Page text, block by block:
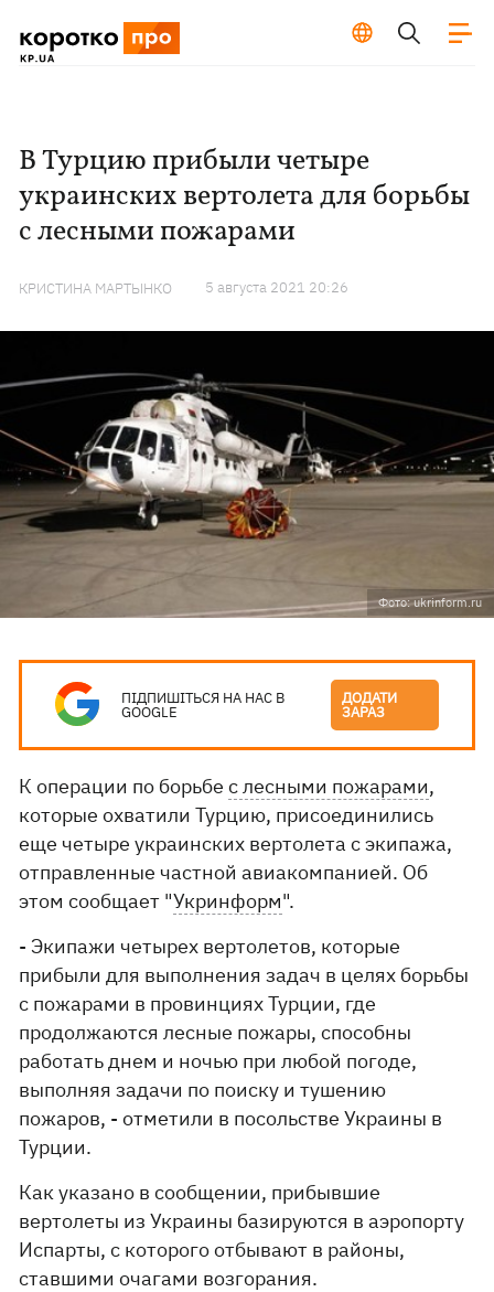
В Турцию прибыли четыре
украинских вертолета для борьбы
с лесными пожарами
КРИСТИНА МАРТЫНКО 5 августа 2021 20:26
Фото: ukrinform.ru
ПІДПИШІТЬСЯ НА НАС В
GOOGLE
ДОДАТИ
ЗАРАЗ
К операции по борьбес лесными пожарами,
которые охватили Турцию, присоединились
еще четыре украинских вертолета с экипажа,
отправленные частной авиакомпанией. Об
этом сообщает "Укринформ".
- Экипажи четырех вертолетов, которые
прибыли для выполнения задач в целях борьбы
с пожарами в провинциях Турции, где
продолжаются лесные пожары, способны
работать днем ​​и ночью при любой погоде,
выполняя задачи по поиску и тушению
пожаров, - отметили в посольстве Украины в
Турции.
Как указано в сообщении, прибывшие
вертолеты из Украины базируются в аэропорту
Испарты, с которого отбывают в районы,
ставшими очагами возгорания.